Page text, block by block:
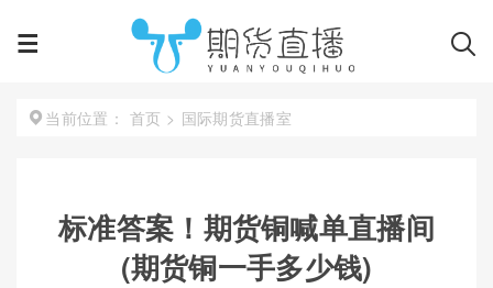
当前位置： 首页 > 国际期货直播室
标准答案！期货铜喊单直播间
(期货铜一手多少钱)